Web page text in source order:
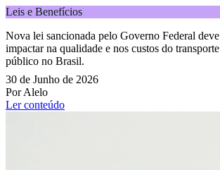
Leis e Benefícios
Nova lei sancionada pelo Governo Federal deve
impactar na qualidade e nos custos do transporte
público no Brasil.
30 de Junho de 2026
Por Alelo
Ler conteúdo